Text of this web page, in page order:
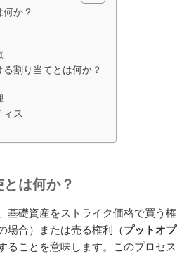
か？
割り当てとは何か？
ィス
は何か？
基礎資産をストライク価格で買う権
場合）または売る権利（プットオプ
ることを意味します。このプロセス